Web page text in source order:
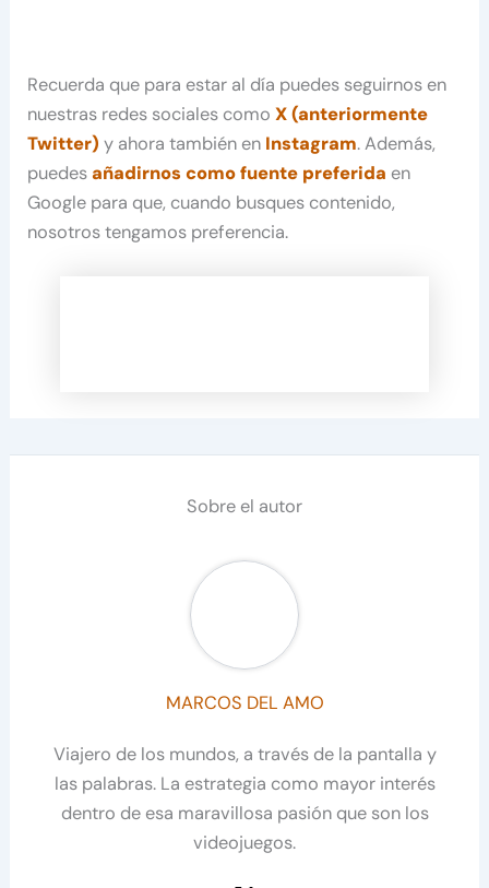
Recuerda que para estar al día puedes seguirnos en
nuestras redes sociales comoX (anteriormente
Twitter) y ahora también en Instagram. Además,
puedesañadirnos como fuente preferida en
Google para que, cuando busques contenido,
nosotros tengamos preferencia.
Sobre el autor
MARCOS DEL AMO
Viajero de los mundos, a través de la pantalla y
las palabras. La estrategia como mayor interés
dentro de esa maravillosa pasión que son los
videojuegos.